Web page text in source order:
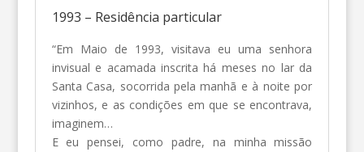
1993 – Residência particular
“Em Maio de 1993, visitava eu uma senhora
invisual e acamada inscrita há meses no lar da
Santa Casa, socorrida pela manhã e à noite por
vizinhos, e as condições em que se encontrava,
imaginem…
E eu pensei, como padre, na minha missão